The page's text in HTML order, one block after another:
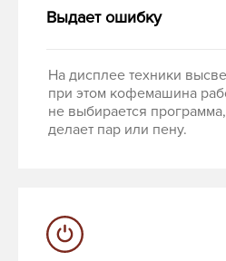
Выдает ошибку
На дисплее техники
при этом кофемашина
не выбирается
делает пар или пену.